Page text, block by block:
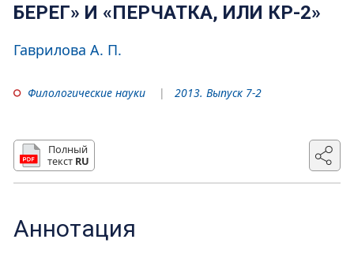
БЕРЕГ» И «ПЕРЧАТКА, ИЛИ КР-2»
Гаврилова А. П.
Филологические науки 2013. Выпуск 7-2
Полный
текст RU
Аннотация